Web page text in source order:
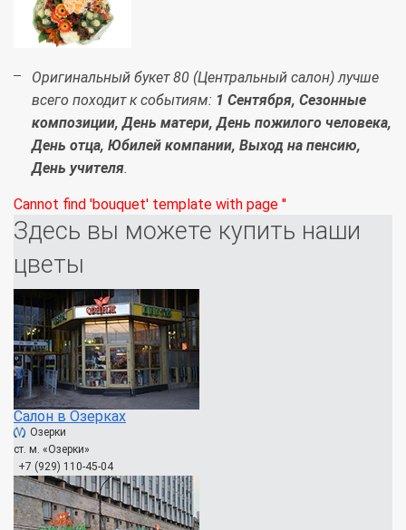
Оригинальный букет 80 (Центральный салон) лучше
всего походит к событиям: 1 Сентября, Сезонные
композиции, День матери, День пожилого человека,
День отца, Юбилей компании, Выход на пенсию,
День учителя.
Cannot find 'bouquet' template with page ''
Здесь вы можете купить наши
цветы
Салон в Озерках
Озерки
ст. м. «Озерки»
+7 (929) 110-45-04